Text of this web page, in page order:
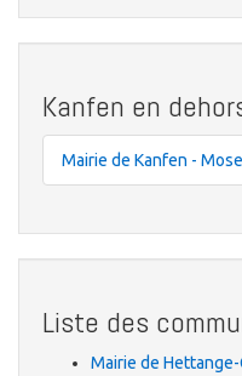
Kanfen en
Mairie de Kanfen -
Liste des
Mairie de Hettange-